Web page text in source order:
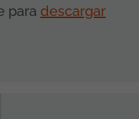
para descargar